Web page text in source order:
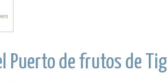
Puerto de frutos de